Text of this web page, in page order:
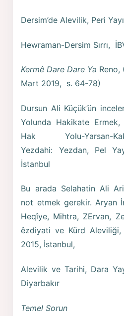
Dersim’de Alevilik, Peri
Hewraman-Dersim Sırrı,
Kermê Dare Dare Ya Reno,
Mart 2019, s. 64-78)
Dursun Ali Küçük’ün
Yolunda Hakikate
Hak Yolu-Yarsan-
Yezdahi: Yezdan, Pel
İstanbul
Bu arada Selahatin Ali
not etmek gerekir. Aryan
Heqîye, Mihtra, ZErvan,
êzdiyati ve Kürd Aleviliği,
2015, İstanbul,
Alevilik ve Tarihi, Dara
Diyarbakır
Temel